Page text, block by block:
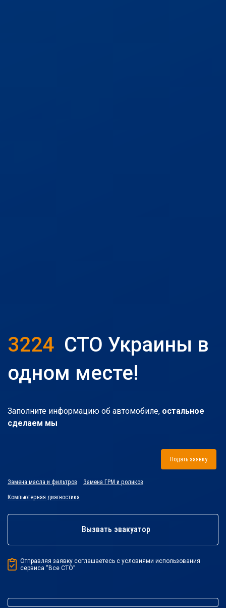
3224 СТО Украины в
одном месте!
Заполните информацию об автомобиле, остальное
сделаем мы
Подать заявку
Замена масла и фильтров Замена ГРМ и роликов
Компьютерная диагностика
Вызвать эвакуатор
Отправляя заявку соглашаетесь с условиями использования
сервиса “Все СТО”